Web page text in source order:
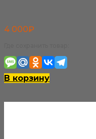
4 000₽
В корзину